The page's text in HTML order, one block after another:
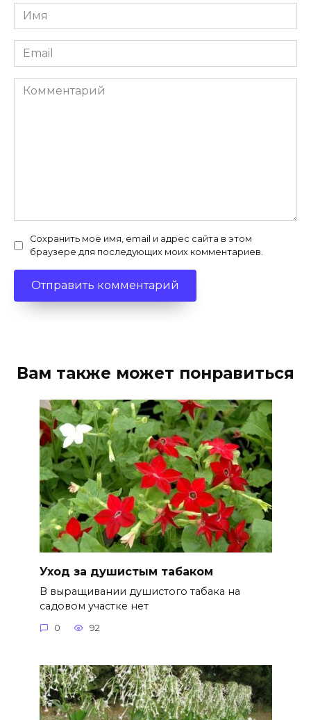
Имя
*
Email
*
Комментарий
Сохранить моё имя, email и адрес сайта в этом
браузере для последующих моих комментариев.
Вам также может понравиться
Уход за душистым табаком
В выращивании душистого табака на
садовом участке нет
0 92